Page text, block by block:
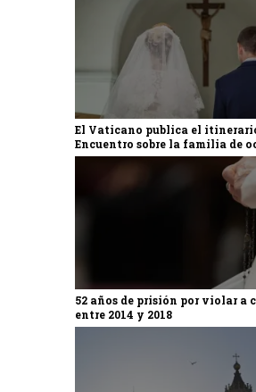
El Vaticano publica el
Encuentro sobre la familia de
52 años de prisión por violar a
entre 2014 y 2018